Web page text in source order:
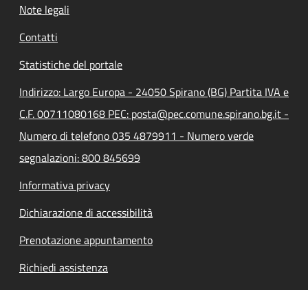
Note legali
Contatti
Statistiche del portale
Indirizzo: Largo Europa - 24050 Spirano (BG) Partita IVA e
C.F. 00711080168 PEC: posta@pec.comune.spirano.bg.it -
Numero di telefono 035 4879911 - Numero verde
segnalazioni: 800 845699
Informativa privacy
Dichiarazione di accessibilità
Prenotazione appuntamento
Richiedi assistenza